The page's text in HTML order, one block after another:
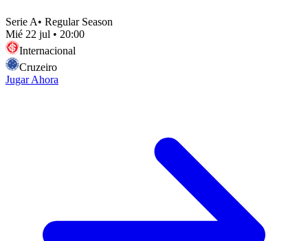
Serie A• Regular Season
Mié 22 jul • 20:00
Internacional
Cruzeiro
Jugar Ahora